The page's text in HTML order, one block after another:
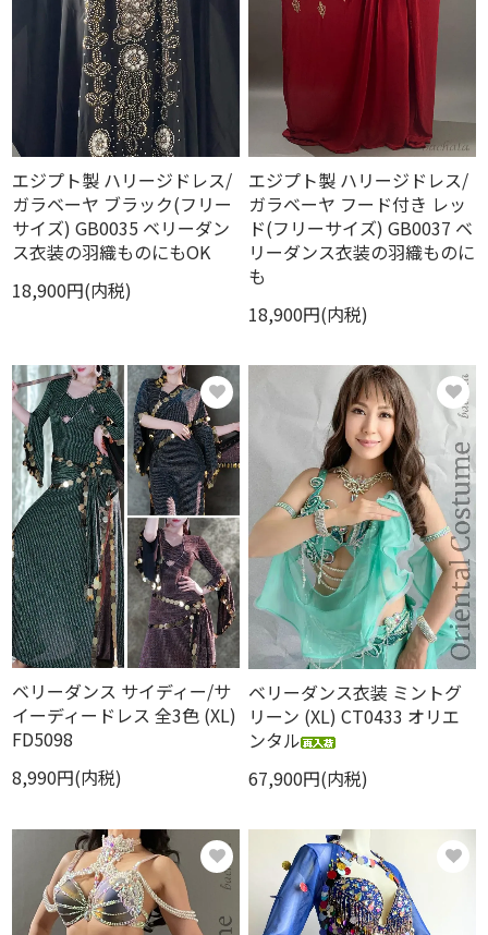
エジプト製 ハリージドレス/
ガラベーヤ ブラック(フリー
サイズ) GB0035 ベリーダン
ス衣装の羽織ものにもOK
18,900円(内税)
エジプト製 ハリージドレス/
ガラベーヤ フード付き レッ
ド(フリーサイズ) GB0037 ベ
リーダンス衣装の羽織ものに
も
18,900円(内税)
ベリーダンス サイディー/サ
イーディードレス 全3色 (XL)
FD5098
8,990円(内税)
ベリーダンス衣装 ミントグ
リーン (XL) CT0433 オリエ
ンタル
67,900円(内税)